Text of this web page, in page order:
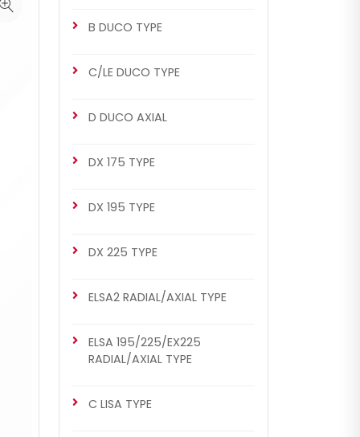
B DUCO TYPE
C/LE DUCO TYPE
D DUCO AXIAL
DX 175 TYPE
DX 195 TYPE
DX 225 TYPE
ELSA2 RADIAL/AXIAL TYPE
ELSA 195/225/EX225
RADIAL/AXIAL TYPE
C LISA TYPE